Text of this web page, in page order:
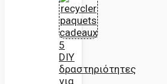
5
DIY
δραστηριότητες
για